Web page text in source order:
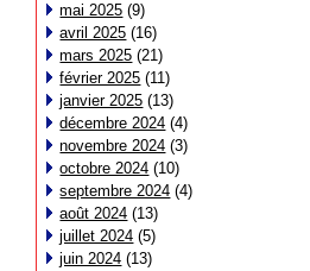
mai 2025 (9)
avril 2025 (16)
mars 2025 (21)
février 2025 (11)
janvier 2025 (13)
décembre 2024 (4)
novembre 2024 (3)
octobre 2024 (10)
septembre 2024 (4)
août 2024 (13)
juillet 2024 (5)
juin 2024 (13)